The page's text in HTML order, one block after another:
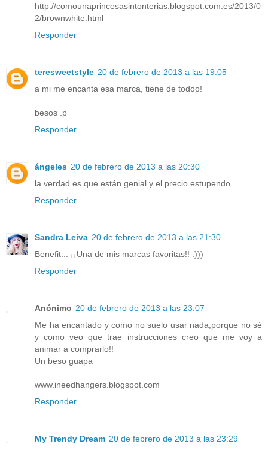
http://comounaprincesasintonterias.blogspot.com.es/2013/0
2/brownwhite.html
Responder
teresweetstyle 20 de febrero de 2013 a las 19:05
a mi me encanta esa marca, tiene de todoo!
besos .p
Responder
ángeles 20 de febrero de 2013 a las 20:30
la verdad es que están genial y el precio estupendo.
Responder
Sandra Leiva 20 de febrero de 2013 a las 21:30
Benefit... ¡¡Una de mis marcas favoritas!! :)))
Responder
Anónimo 20 de febrero de 2013 a las 23:07
Me ha encantado y como no suelo usar nada,porque no sé
y como veo que trae instrucciones creo que me voy a
animar a comprarlo!!
Un beso guapa
www.ineedhangers.blogspot.com
Responder
My Trendy Dream 20 de febrero de 2013 a las 23:29